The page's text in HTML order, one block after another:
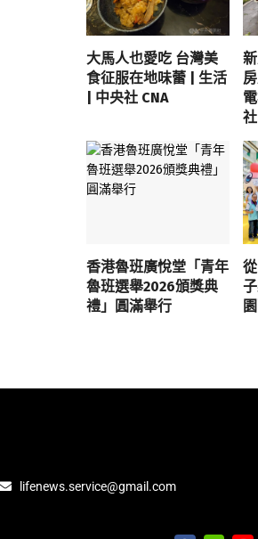
大馬人也愛吃 台灣美
食征服在地味蕾 | 生活
| 中央社 CNA
香港魯班廣悅堂「青年
魯班選舉2026頒獎典
禮」圓滿舉行
lifenews.service@gmail.com